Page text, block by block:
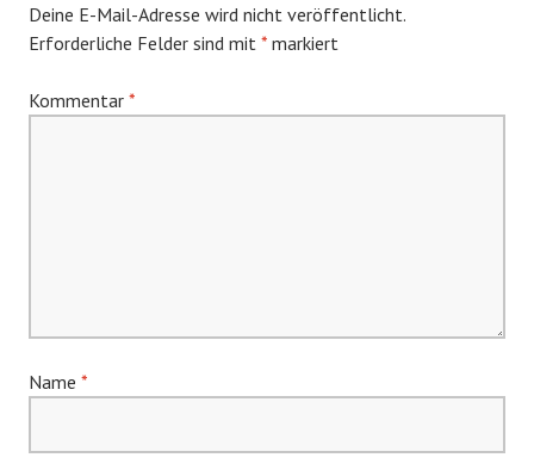
Deine E-Mail-Adresse wird nicht veröffentlicht.
Erforderliche Felder sind mit * markiert
Kommentar *
Name *